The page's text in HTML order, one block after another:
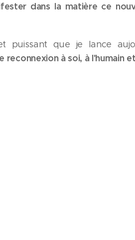
dans la matière ce
puissant que je lance
reconnexion à soi, à l'humain